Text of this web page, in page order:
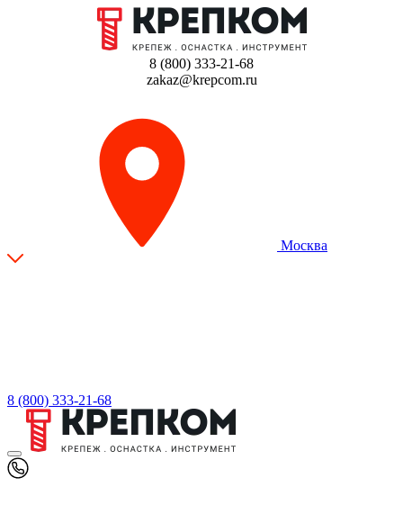
8 (800) 333-21-68
zakaz@krepcom.ru
Москва
8 (800) 333-21-68